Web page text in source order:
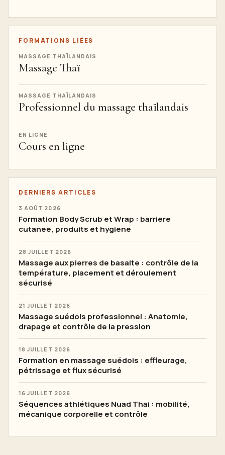
FORMATIONS LIÉES
MASSAGE THAÏLANDAIS
Massage Thaï
MASSAGE THAÏLANDAIS
Professionnel du massage thaïlandais
EN LIGNE
Cours en ligne
DERNIERS ARTICLES
3 AOÛT 2026
Formation Body Scrub et Wrap : barriere
cutanee, produits et hygiene
28 JUILLET 2026
Massage aux pierres de basalte : contrôle de la
température, placement et déroulement
sécurisé
21 JUILLET 2026
Massage suédois professionnel : Anatomie,
drapage et contrôle de la pression
18 JUILLET 2026
Formation en massage suédois : effleurage,
pétrissage et flux sécurisé
16 JUILLET 2026
Séquences athlétiques Nuad Thai : mobilité,
mécanique corporelle et contrôle